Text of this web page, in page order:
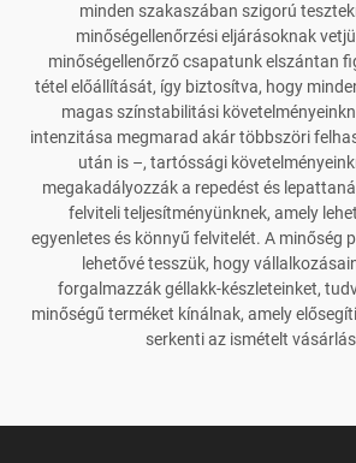
minden szakaszában szigorú
minőségellenőrzési eljárásoknak
minőségellenőrző csapatunk elszántan
tétel előállítását, így biztosítva, hogy
magas színstabilitási
intenzitása megmarad akár többszöri
után is –, tartóssági
megakadályozzák a repedést és
felviteli teljesítményünknek, amely
egyenletes és könnyű felvitelét. A minőség
lehetővé tesszük, hogy
forgalmazzák géllakk-készleteinket,
minőségű terméket kínálnak, amely
serkenti az ismételt